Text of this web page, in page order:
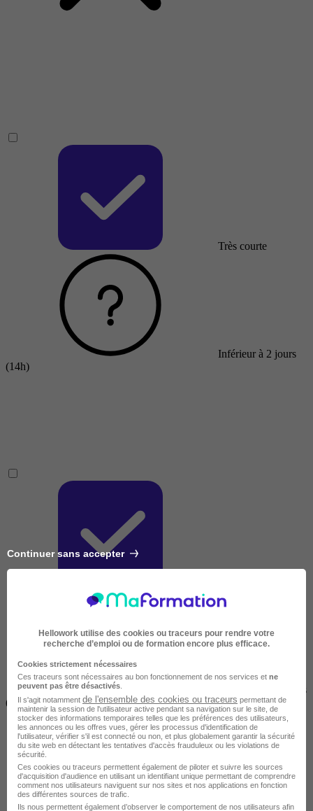
Très courte
Inférieur à 2 jours
(14h)
2 jours à 2 semaines
(14h à 70h)
Continuer sans accepter
Hellowork utilise des cookies ou traceurs pour rendre votre
recherche d’emploi ou de formation encore plus efficace.
Cookies strictement nécessaires
Ces traceurs sont nécessaires au bon fonctionnement de nos services et ne
peuvent pas être désactivés
Il s'agit notamment de l'ensemble des cookies ou traceurs permettant de
maintenir la session de l'utilisateur active pendant sa navigation sur le site, de
stocker des informations temporaires telles que les préférences des utilisateurs,
les annonces ou les offres vues, gérer les processus d'identification de
l'utilisateur, vérifier s'il est connecté ou non, et plus globalement garantir la sécurité
du site web en détectant les tentatives d'accès frauduleux ou les violations de
sécurité.
Ces cookies ou traceurs permettent également de piloter et suivre les sources
d'acquisition d'audience en utilisant un identifiant unique permettant de comprendre
comment nos utilisateurs naviguent sur nos sites et nos applications en fonction
des différentes sources de trafic.
Ils nous permettent également d’observer le comportement de nos utilisateurs afin